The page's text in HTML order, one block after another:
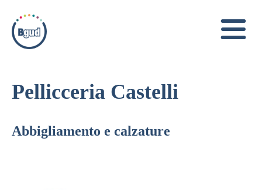
Pellicceria Castelli
Abbigliamento e calzature